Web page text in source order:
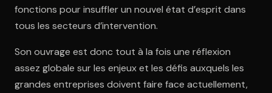
fonctions pour insuffler un nouvel état d’esprit dans
tous les secteurs d’intervention.
Son ouvrage est donc tout à la fois une réflexion
assez globale sur les enjeux et les défis auxquels les
grandes entreprises doivent faire face actuellement,